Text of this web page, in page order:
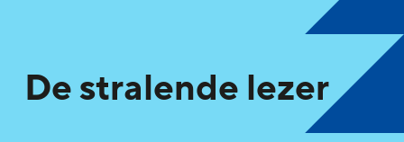
De stralende lezer